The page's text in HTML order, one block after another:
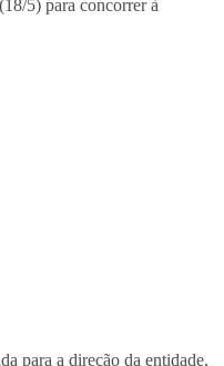
5) para concorrer à
para a direção da entidade,